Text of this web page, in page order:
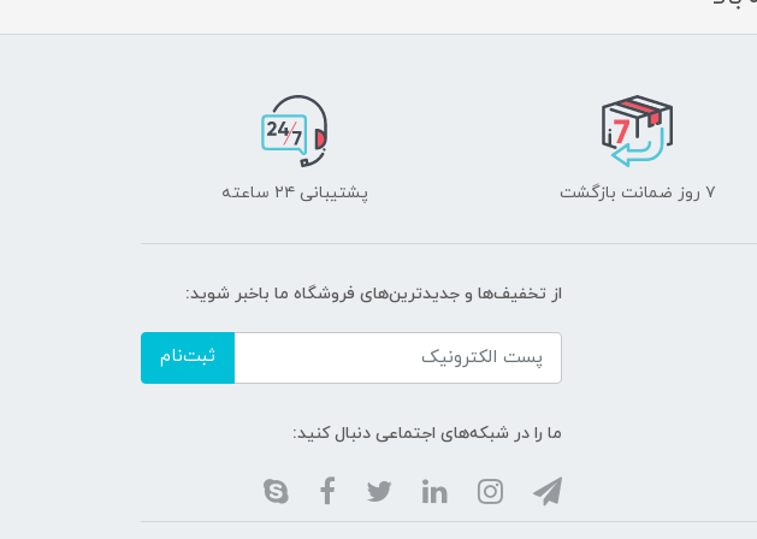
۷ روز ضمانت بازگشت پشتیبانی ۲۴ ساعته
از تخفیف‌ها و جدیدترین‌های فروشگاه ما باخبر شوید:
ثبت‌نام
ما را در شبکه‌های اجتماعی دنبال کنید: